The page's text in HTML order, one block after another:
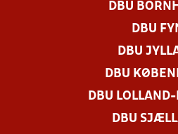
DBU
DBU
DBU
DBU
DBU LOLLAND-
DBU